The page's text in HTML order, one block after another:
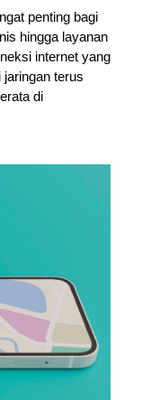
penting bagi
hingga layanan
internet yang
terus
di